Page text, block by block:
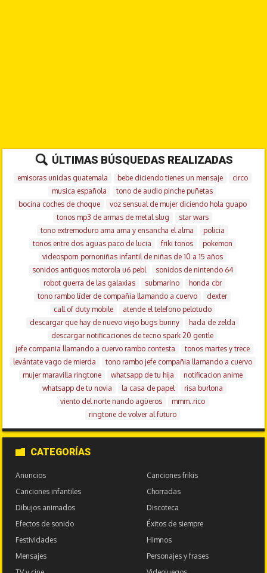
ÚLTIMAS BÚSQUEDAS REALIZADAS
emisoras unidas guatemala bebe diciendo tienes un mensaje
circo
musica española
tono de audio pinche puñetas
bocina coches de choque
voz sensual de mujer diciendo hola guapo
tonos mp3 de armas de metal slug
star wars
tono extremoduro ama ama y ensancha el alma
policia
tonos entre dos aguas paco de lucia
friki tonos
pokemon
videosporn pornoniñas infantil de niñas de 10 a 15 años
sonidos antiguos motorola u6 pebl
sonidos de nintendo 64
robot guerra de las galaxias
submarino
honda cbr
tono rambo líder de compañia llamando a cuervo
dexter
call of duty mobile
atende el telefono pelotudo
descargar que hay de nuevo viejo bugs bunny
hada de zelda
descargar notificaciones de tecno spark 20 gentle
jefe compania llamando a cuervo rambo contesta
tonos martes y trece
levántate vago de mierda
tono rambo jefe compañia llamando a cuervo
mujer maravilla ringtone
whatsapp de tu hija
notificacion anime
whatsapp de tu novia
la casa de papel
risa burlona
viento del norte nando agüeros
mmm..rico
ringtone de volver al futuro
CATEGORÍAS
Anuncios
Canciones frikis
Canciones infantiles
Chorradas
Dibujos animados
Discoteca
Efectos de sonido
Éxitos de siempre
Festividades
Himnos
Mensajes
Personajes y frases